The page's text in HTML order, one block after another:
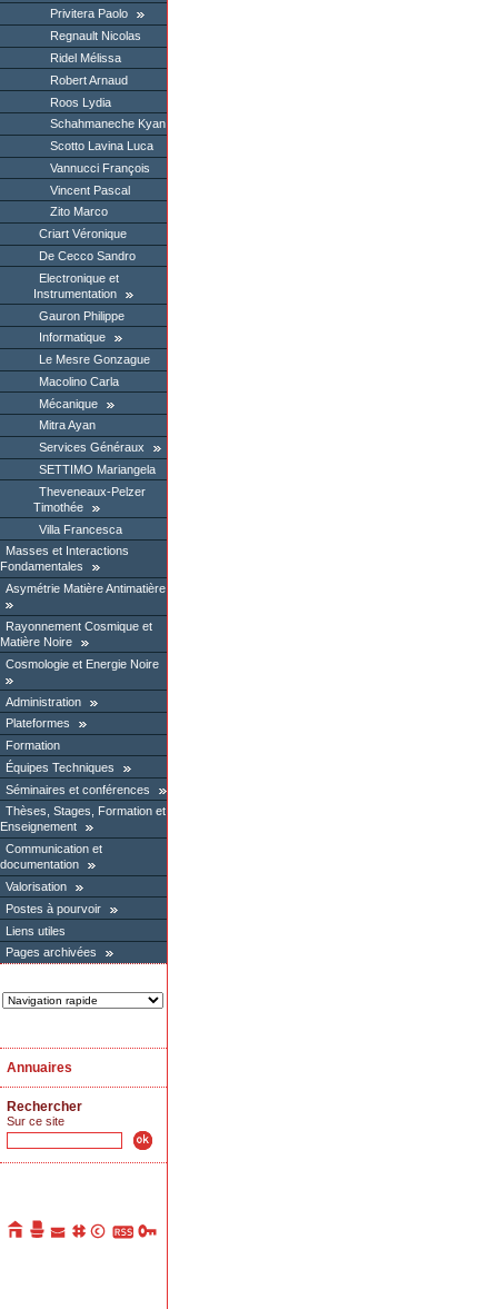
Privitera Paolo
Regnault Nicolas
Ridel Mélissa
Robert Arnaud
Roos Lydia
Schahmaneche Kyan
Scotto Lavina Luca
Vannucci François
Vincent Pascal
Zito Marco
Criart Véronique
De Cecco Sandro
Electronique et
Instrumentation
Gauron Philippe
Informatique
Le Mesre Gonzague
Macolino Carla
Mécanique
Mitra Ayan
Services Généraux
SETTIMO Mariangela
Theveneaux-Pelzer
Timothée
Villa Francesca
Masses et Interactions
Fondamentales
Asymétrie Matière Antimatière
Rayonnement Cosmique et
Matière Noire
Cosmologie et Energie Noire
Administration
Plateformes
Formation
Équipes Techniques
Séminaires et conférences
Thèses, Stages, Formation et
Enseignement
Communication et
documentation
Valorisation
Postes à pourvoir
Liens utiles
Pages archivées
Annuaires
Rechercher
Sur ce site